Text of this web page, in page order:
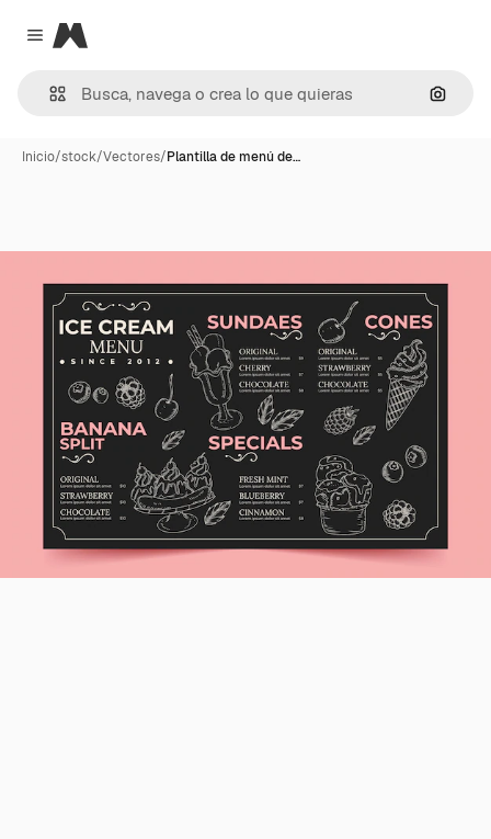
Close menu
Magnific
Inicio/stock/Vectores/Plantilla de menú de…